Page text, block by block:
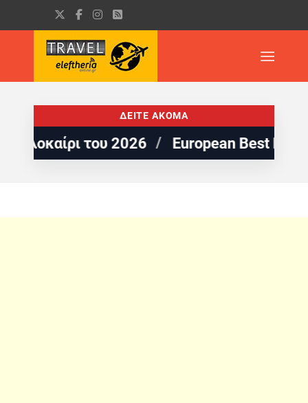
ΔΕΙΤΕ ΑΚΟΜΑ
του 2026 European Best